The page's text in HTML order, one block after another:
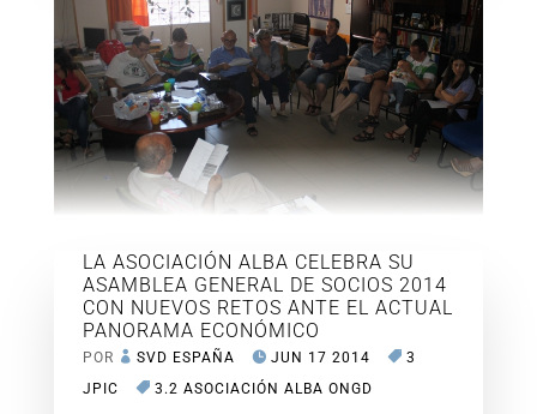
LA ASOCIACIÓN ALBA CELEBRA SU
ASAMBLEA GENERAL DE SOCIOS 2014
CON NUEVOS RETOS ANTE EL ACTUAL
PANORAMA ECONÓMICO
POR SVD ESPAÑA JUN 17 2014
3
JPIC
3.2 ASOCIACIÓN ALBA ONGD